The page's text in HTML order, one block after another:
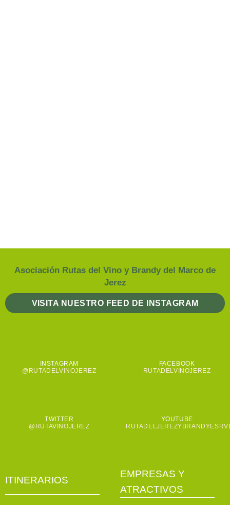
Asociación Rutas del Vino y Brandy del Marco de
Jerez
VISITA NUESTRO FEED DE INSTAGRAM
INSTAGRAM
@RUTADELVINOJEREZ
FACEBOOK
RUTADELVINOJEREZ
TWITTER
@RUTAVINOJEREZ
YOUTUBE
ITINERARIOS
EMPRESAS Y
ATRACTIVOS